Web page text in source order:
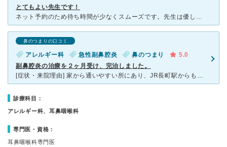
とてもよい先生です！
ネット予約のため待ち時間が少なくスムーズです。先生は優しくしっかり診てくれます。子供の副鼻腔炎で通院しました。診断が的確で悪化したり症状長引いたことはありません。継続でお薬だけもらいたい場合は電話診療
鼻のつまりの口コミ
アレルギー科 急性副鼻腔炎 鼻のつまり
5.0
副鼻腔炎の治療を２ヶ月受け、完治しました。
[症状・来院理由] 家から通いやすい所にあり、JR長町駅からも近い。本人も花粉症で何度か通院していて、 信頼あがあったため、安心して通えました。 [医師の診断・治療法] 鼻水、鼻づまりが慢性的
診療科目：
アレルギー科、耳鼻咽喉科
専門医・資格：
耳鼻咽喉科専門医